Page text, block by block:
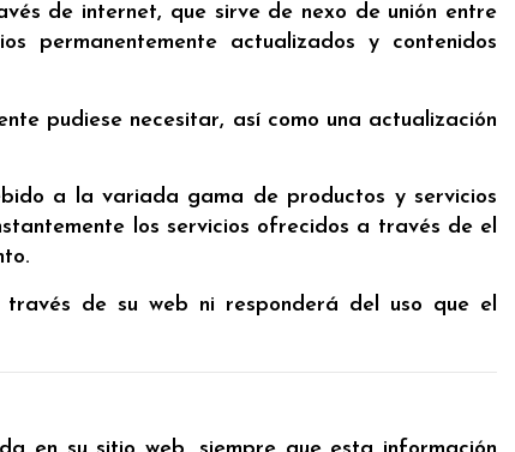
de internet, que sirve de nexo de unión entre
actualizados y contenidos
pudiese necesitar, así como una actualización
a la variada gama de productos y servicios
los servicios ofrecidos a través de el
de su web ni responderá del uso que el